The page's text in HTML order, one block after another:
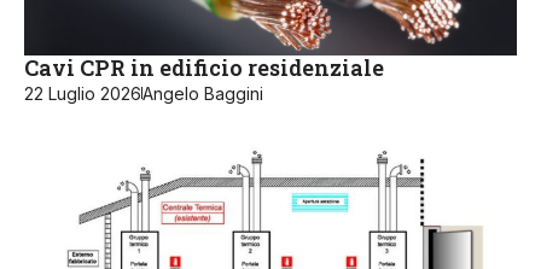
Cavi CPR in edificio residenziale
22 Luglio 2026Angelo Baggini